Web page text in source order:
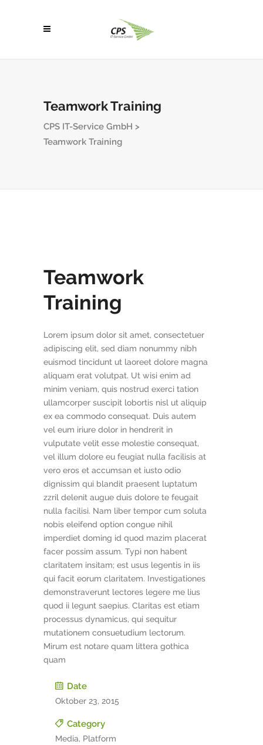
Teamwork Training
CPS IT-Service GmbH >
Teamwork Training
Teamwork
Training
Lorem ipsum dolor sit amet, consectetuer
adipiscing elit, sed diam nonummy nibh
euismod tincidunt ut laoreet dolore magna
aliquam erat volutpat. Ut wisi enim ad
minim veniam, quis nostrud exerci tation
ullamcorper suscipit lobortis nisl ut aliquip
ex ea commodo consequat. Duis autem
vel eum iriure dolor in hendrerit in
vulputate velit esse molestie consequat,
vel illum dolore eu feugiat nulla facilisis at
vero eros et accumsan et iusto odio
dignissim qui blandit praesent luptatum
zzril delenit augue duis dolore te feugait
nulla facilisi. Nam liber tempor cum soluta
nobis eleifend option congue nihil
imperdiet doming id quod mazim placerat
facer possim assum. Typi non habent
claritatem insitam; est usus legentis in iis
qui facit eorum claritatem. Investigationes
demonstraverunt lectores legere me lius
quod ii legunt saepius. Claritas est etiam
processus dynamicus, qui sequitur
mutationem consuetudium lectorum.
Mirum est notare quam littera gothica
quam
Date
Oktober 23, 2015
Category
Media, Platform